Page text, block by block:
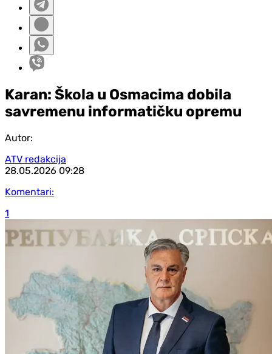
Karan: Škola u Osmacima dobila
savremenu informatičku opremu
Autor:
ATV redakcija
28.05.2026 09:28
Komentari:
1